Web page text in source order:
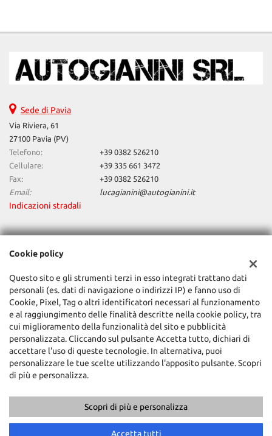
Sede di Pavia
Via Riviera, 61
27100 Pavia (PV)
Telefono:
+39 0382 526210
Cellulare:
+39 335 661 3472
Fax:
+39 0382 526210
Email:
lucagianini@autogianini.it
Indicazioni stradali
Dati fiscali:
Auto Gianini Srl
Via Riviera, 61, Pavia (PV)
C.F/P.IVA:01352520181
Registro delle imprese:PV
Copyright © 2026 GestionaleAuto.com S.r.l., Tutti i diritti riservati -
Leggi l'informativa sulla privacy-Cookie Policy
GestionaleAuto.com
Cookie policy
Questo sito e gli strumenti terzi in esso integrati trattano dati
personali (es. dati di navigazione o indirizzi IP) e fanno uso di
Cookie, Pixel, Tag o altri identificatori necessari al funzionamento
e al raggiungimento delle finalità descritte nella cookie policy, tra
cui miglioramento della funzionalità del sito e pubblicità
personalizzata. Cliccando sul pulsante Accetta tutto, dichiari di
accettare l'uso di queste tecnologie. In alternativa, puoi
personalizzare le tue scelte utilizzando l'apposito pulsante. Scopri
di più e personalizza.
Scopri di più e personalizza
Accetta tutti